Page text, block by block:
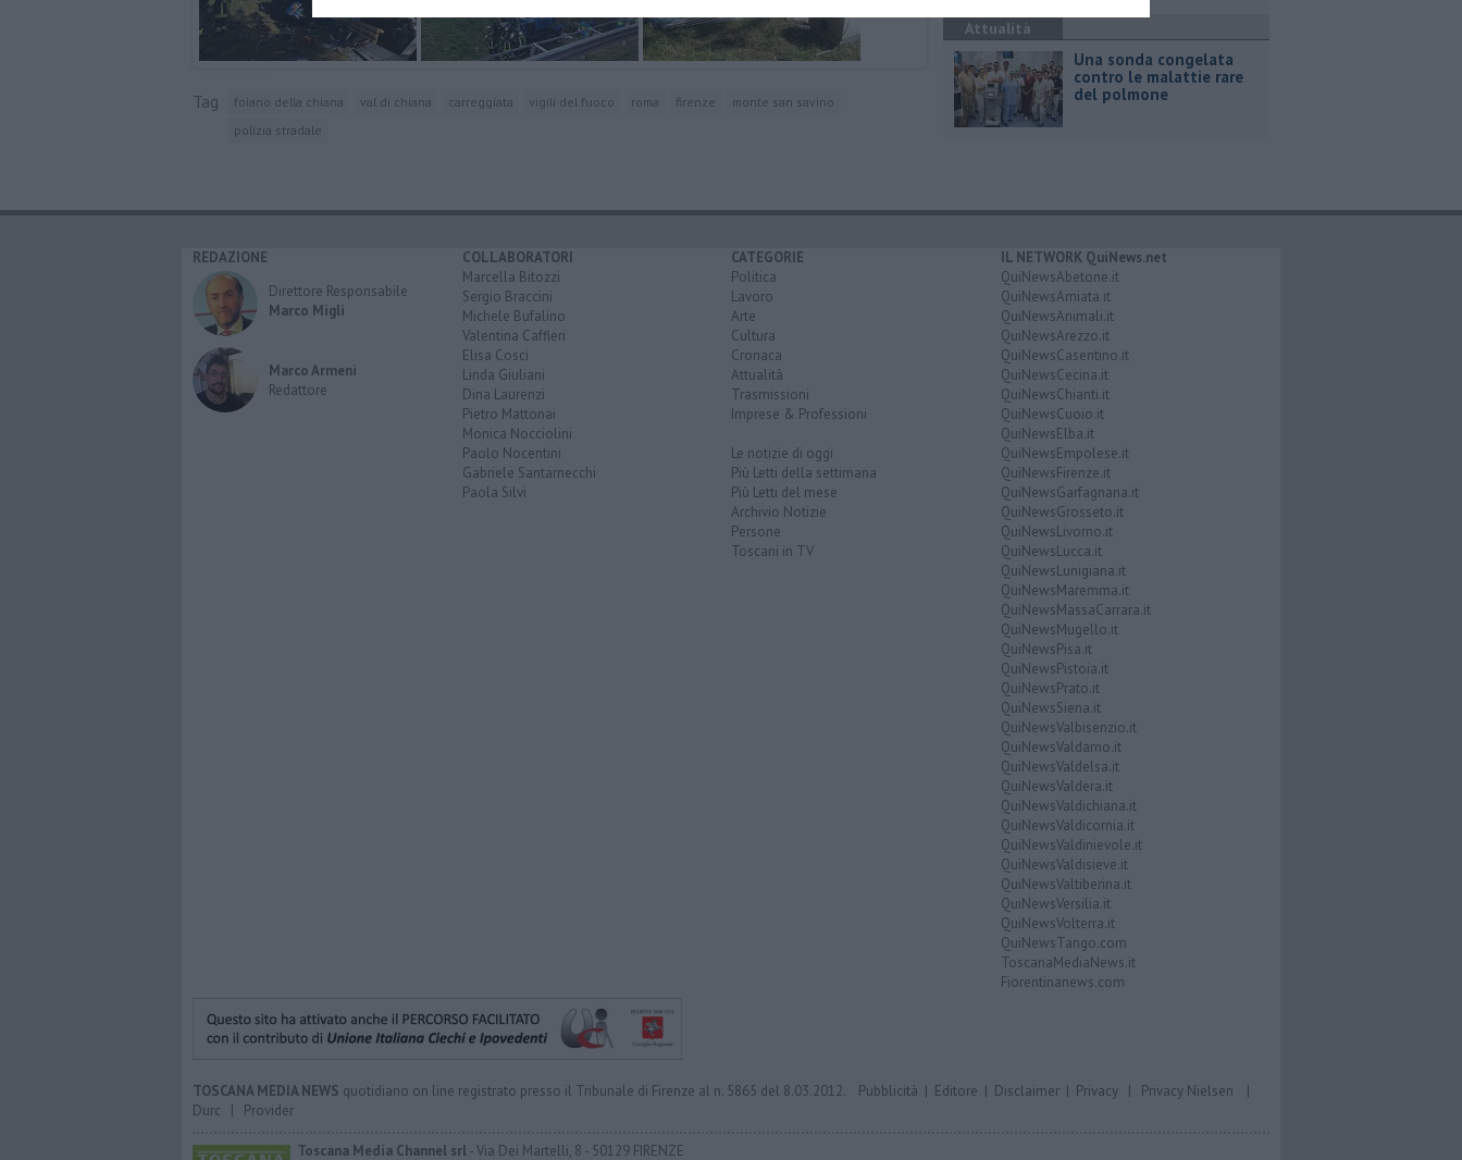
Tag foiano della chiana val di chiana carreggiata vigili del fuoco roma firenze
monte san savino
polizia stradale
Attualità
Una sonda congelata
contro le malattie rare
del polmone
REDAZIONE
Direttore Responsabile
Marco Migli
Marco Armeni
Redattore
COLLABORATORI
Marcella Bitozzi
Sergio Braccini
Michele Bufalino
Valentina Caffieri
Elisa Cosci
Linda Giuliani
Dina Laurenzi
Pietro Mattonai
Monica Nocciolini
Paolo Nocentini
Gabriele Santarnecchi
Paola Silvi
CATEGORIE
Politica
Lavoro
Arte
Cultura
Cronaca
Attualità
Trasmissioni
Imprese & Professioni
Le notizie di oggi
Più Letti della settimana
Più Letti del mese
Archivio Notizie
Persone
Toscani in TV
IL NETWORK QuiNews.net
QuiNewsAbetone.it
QuiNewsAmiata.it
QuiNewsAnimali.it
QuiNewsArezzo.it
QuiNewsCasentino.it
QuiNewsCecina.it
QuiNewsChianti.it
QuiNewsCuoio.it
QuiNewsElba.it
QuiNewsEmpolese.it
QuiNewsFirenze.it
QuiNewsGarfagnana.it
QuiNewsGrosseto.it
QuiNewsLivorno.it
QuiNewsLucca.it
QuiNewsLunigiana.it
QuiNewsMaremma.it
QuiNewsMassaCarrara.it
QuiNewsMugello.it
QuiNewsPisa.it
QuiNewsPistoia.it
QuiNewsPrato.it
QuiNewsSiena.it
QuiNewsValbisenzio.it
QuiNewsValdarno.it
QuiNewsValdelsa.it
QuiNewsValdera.it
QuiNewsValdichiana.it
QuiNewsValdicornia.it
QuiNewsValdinievole.it
QuiNewsValdisieve.it
QuiNewsValtiberina.it
QuiNewsVersilia.it
QuiNewsVolterra.it
QuiNewsTango.com
ToscanaMediaNews.it
Fiorentinanews.com
TOSCANA MEDIA NEWS quotidiano on line registrato presso il Tribunale di Firenze al n. 5865 del 8.03.2012. Pubblicità | Editore | Disclaimer | Privacy | Privacy Nielsen |
Durc | Provider
Toscana Media Channel srl- Via Dei Martelli, 8 - 50129 FIRENZE